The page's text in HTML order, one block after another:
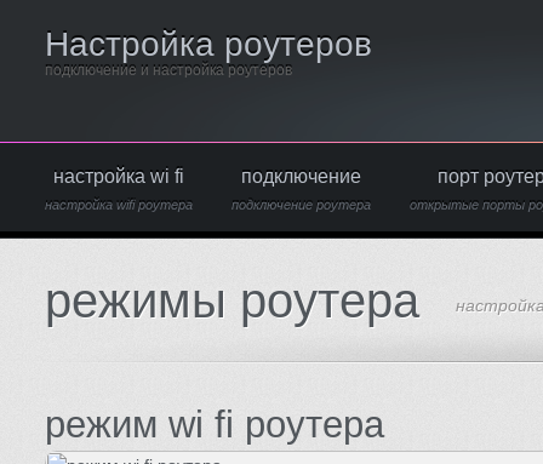
Настройка роутеров
подключение и настройка роутеров
настройка wi fi
настройка wifi роутера
подключение
подключение роутера
порт
открытые порты
режимы роутера
режим wi fi роутера